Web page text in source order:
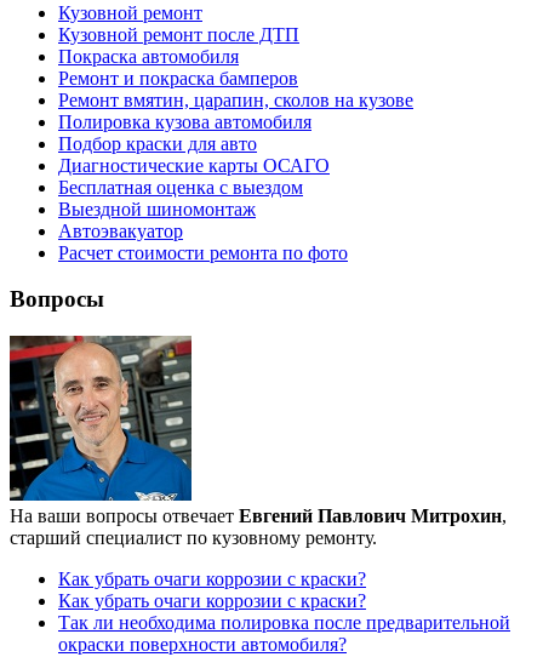
Кузовной ремонт
Кузовной ремонт после ДТП
Покраска автомобиля
Ремонт и покраска бамперов
Ремонт вмятин, царапин, сколов на кузове
Полировка кузова автомобиля
Подбор краски для авто
Диагностические карты ОСАГО
Бесплатная оценка с выездом
Выездной шиномонтаж
Автоэвакуатор
Расчет стоимости ремонта по фото
Вопросы
На ваши вопросы отвечает Евгений Павлович Митрохин,
старший специалист по кузовному ремонту.
Как убрать очаги коррозии с краски?
Как убрать очаги коррозии с краски?
Так ли необходима полировка после предварительной
окраски поверхности автомобиля?